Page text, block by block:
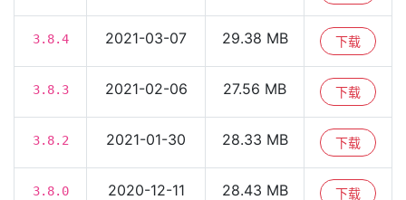
3.8.4 2021-03-07 29.38 MB 下载
3.8.3 2021-02-06 27.56 MB 下载
3.8.2 2021-01-30 28.33 MB 下载
3.8.0 2020-12-11 28.43 MB 下载